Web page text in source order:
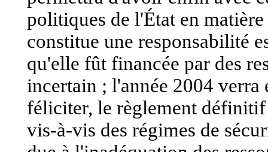
politiques de l'État en
constitue une responsabilité
qu'elle fût financée par des
incertain ; l'année 2004 verra
féliciter, le règlement
vis-à-vis des régimes de